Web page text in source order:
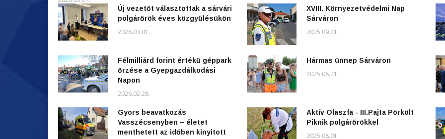
Új vezetőt választottak a sárvári
polgárőrök éves közgyűlésükön
2026.03.01.
Félmilliárd forint értékű géppark
őrzése a Gyepgazdálkodási
Napon
2026.02.28.
Gyors beavatkozás
Vasszécsenyben – életet
menthetett az időben kinyitott
XVIII. Környezetvédelmi Nap
Sárváron
2025.09.21.
Hármas ünnep Sárváron
2025.08.21.
Aktív Olaszfa - III.Pajta Pörkölt
Piknik polgárőrökkel
2025.08.01.